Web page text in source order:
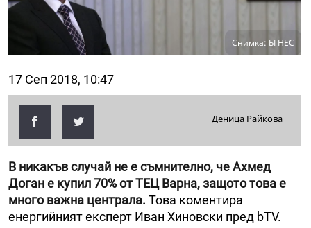
Снимка: БГНЕС
17 Сеп 2018, 10:47
Деница Райкова
В никакъв случай не е съмнително, че Ахмед
Доган е купил 70% от ТЕЦ Варна, защото това е
много важна централа. Това коментира
енергийният експерт Иван Хиновски пред bTV.